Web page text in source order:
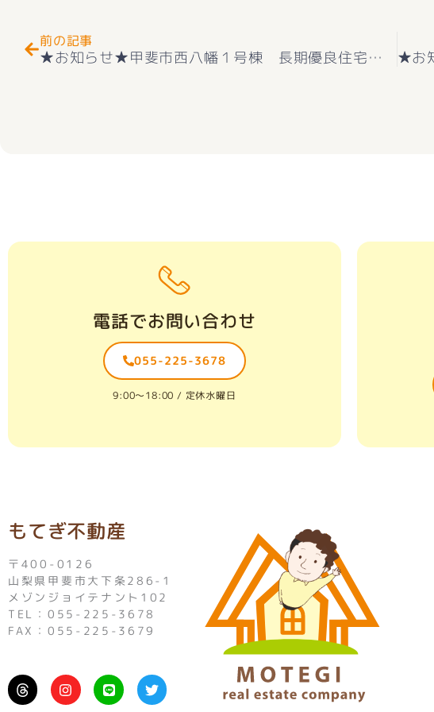
前の記事
★お知らせ★甲斐市西八幡１号棟 長期優良住宅＋耐震等級３＋住宅性能評価 新築住宅好評販売中(^^♪
電話でお問い合わせ
055-225-3678
9:00〜18:00 / 定休水曜日
もてぎ不動産
〒400-0126
山梨県甲斐市大下条286-1
メゾンジョイテナント102
TEL：055-225-3678
FAX：055-225-3679
I
n
s
L
i
n
T
w
i